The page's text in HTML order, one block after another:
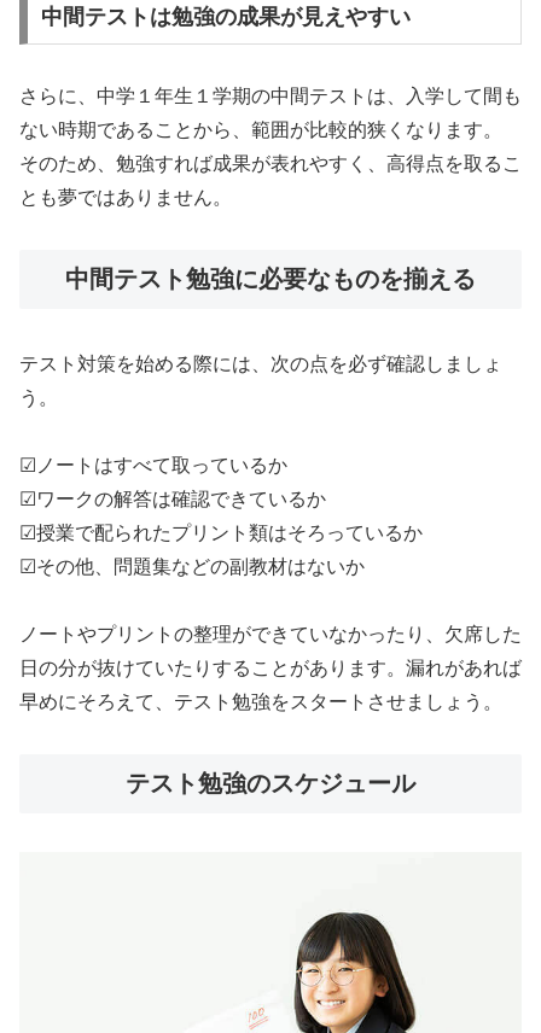
中間テストは勉強の成果が見えやすい
さらに、中学１年生１学期の中間テストは、入学して間も
ない時期であることから、範囲が比較的狭くなります。
そのため、勉強すれば成果が表れやすく、高得点を取るこ
とも夢ではありません。
中間テスト勉強に必要なものを揃える
テスト対策を始める際には、次の点を必ず確認しましょ
う。
☑ノートはすべて取っているか
☑ワークの解答は確認できているか
☑授業で配られたプリント類はそろっているか
☑その他、問題集などの副教材はないか
ノートやプリントの整理ができていなかったり、欠席した
日の分が抜けていたりすることがあります。漏れがあれば
早めにそろえて、テスト勉強をスタートさせましょう。
テスト勉強のスケジュール